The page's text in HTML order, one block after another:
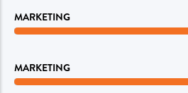
MARKETING
MARKETING